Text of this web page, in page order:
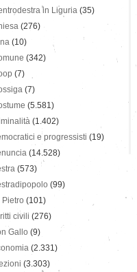
in Liguria (35)
(276)
(10)
(342)
(7)
(7)
(5.581)
(1.402)
e progressisti (19)
(14.528)
(573)
(99)
Pietro (101)
civili (276)
Gallo (9)
(2.331)
(3.303)